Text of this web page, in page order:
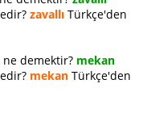
zavallı Türkçe'den
demektir? mekan
mekan Türkçe'den